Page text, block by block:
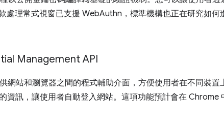
處理常式視窗已支援 WebAuthn，標準機構也正在研究如何
Management API
網站和瀏覽器之間的程式輔助介面，方便使用者在不同裝置
資訊，讓使用者自動登入網站。這項功能預計會在 Chrome